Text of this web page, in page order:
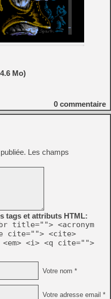
Mo)
0 commentaire
Les champs
tags et attributs HTML:
title=""> <acronym
cite=""> <cite>
<i> <q cite="">
Votre nom *
Votre adresse email *